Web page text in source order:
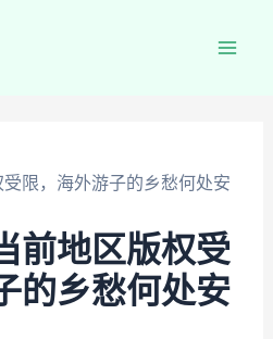
限，海外游子的乡愁何处安
前地区版权受
的乡愁何处安